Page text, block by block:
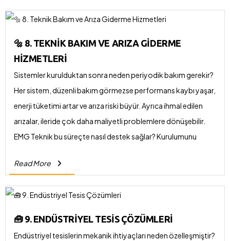
amacına ve yönetmeliklere göre en ince ayrıntısına kadar
planlıyoruz. Alanında uzman mühendis kadromuzla, keşif,
analiz, hesaplama ve çizim süreçlerini titizlikle yürütüyor;
🔩 8. TEKNIK BAKIM VE ARIZA GIDERME
HIZMETLERI
Sistemler kurulduktan sonra neden periyodik bakım gerekir?
Her sistem, düzenli bakım görmezse performans kaybı yaşar,
enerji tüketimi artar ve arıza riski büyür. Ayrıca ihmal edilen
arızalar, ileride çok daha maliyetli problemlere dönüşebilir.
EMG Teknik bu süreçte nasıl destek sağlar? Kurulumunu
kontrol ve test hizmetleri sunuyoruz. Arıza durumlarında ise
Özellikle yangın sistemleri, kazan daireleri, VRF cihazları ve
otomasyon sistemlerinin düzenli kontrollerini yaparak uzun
Read More
🧰 9. ENDÜSTRIYEL TESIS ÇÖZÜMLERI
Endüstriyel tesislerin mekanik ihtiyaçları neden özelleşmiştir?